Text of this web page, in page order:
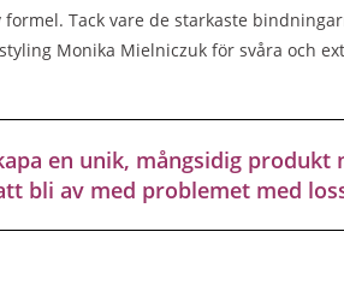
Tack vare de starkaste
Monika Mielniczuk för svåra och
en unik, mångsidig produkt
bli av med problemet med